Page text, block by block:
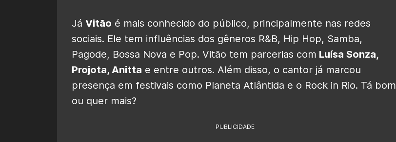
Já Vitão é mais conhecido do público, principalmente nas redes
sociais. Ele tem influências dos gêneros R&B, Hip Hop, Samba,
Pagode, Bossa Nova e Pop. Vitão tem parcerias com Luísa Sonza,
Projota, Anitta e entre outros. Além disso, o cantor já marcou
presença em festivais como Planeta Atlântida e o Rock in Rio. Tá bom
ou quer mais?
PUBLICIDADE